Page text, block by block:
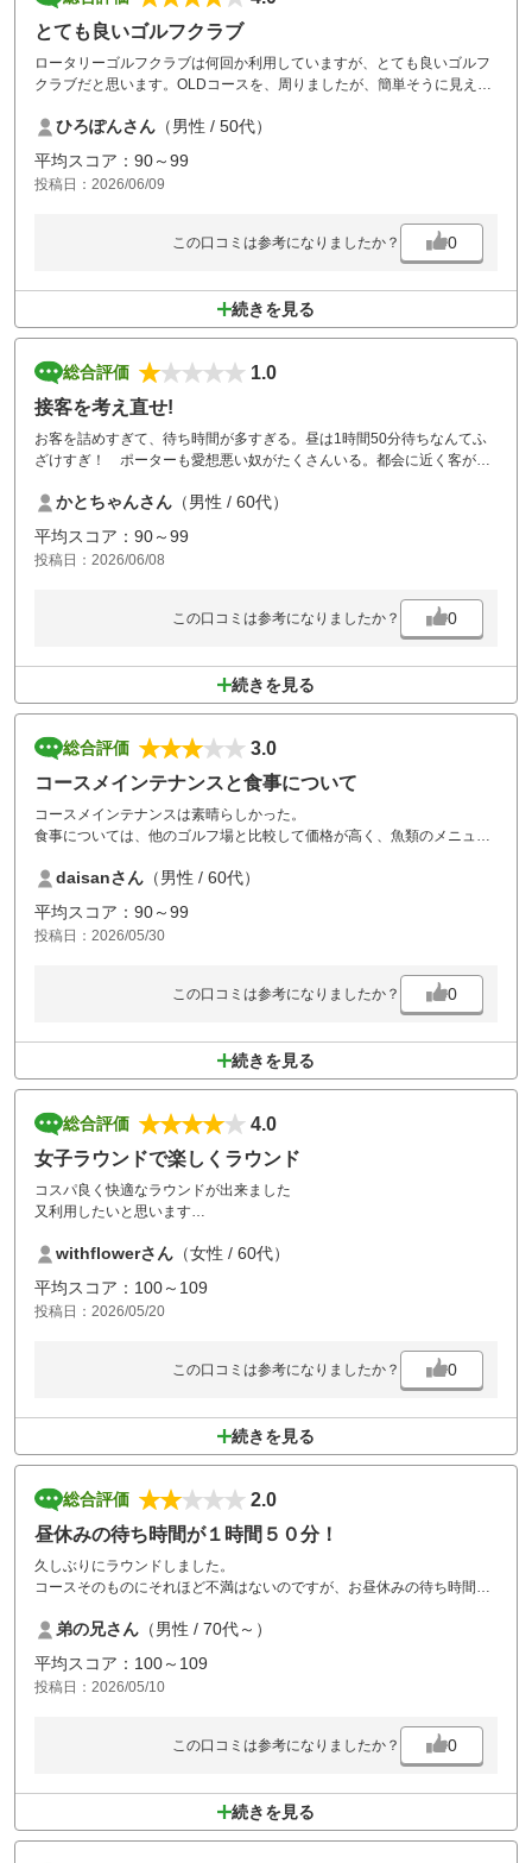
とても良いゴルフクラブ
ロータリーゴルフクラブは何回か利用していますが、とても良いゴルフ
クラブだと思います。OLDコースを、周りましたが、簡単そうに見えて
ました。また利用したいと思います
ひろぽんさん （男性 / 50代）
平均スコア：90～99
投稿日：2026/06/09
この口コミは参考になりましたか？ 0
続きを見る
総合評価
1.0
接客を考え直せ!
お客を詰めすぎて、待ち時間が多すぎる。昼は1時間50分待ちなんてふ
ざけすぎ！ ポーターも愛想悪い奴がたくさんいる。都会に近く客がほ
かとちゃんさん （男性 / 60代）
平均スコア：90～99
投稿日：2026/06/08
この口コミは参考になりましたか？ 0
続きを見る
総合評価
3.0
コースメインテナンスと食事について
コースメインテナンスは素晴らしかった。
食事については、他のゴルフ場と比較して価格が高く、魚類のメニュー
daisanさん （男性 / 60代）
平均スコア：90～99
投稿日：2026/05/30
この口コミは参考になりましたか？ 0
続きを見る
総合評価
4.0
女子ラウンドで楽しくラウンド
コスパ良く快適なラウンドが出来ました
又利用したいと思います
ただ人数が多いので前も詰まってるのに後からおじさんが苦情を言われ
る方もいらっしゃって少し不快な感じはありましたがそれ以外は良かっ
たです
withflowerさん （女性 / 60代）
平均スコア：100～109
投稿日：2026/05/20
この口コミは参考になりましたか？ 0
続きを見る
総合評価
2.0
昼休みの待ち時間が１時間５０分！
久しぶりにラウンドしました。
コースそのものにそれほど不満はないのですが、お昼休みの待ち時間が
これはあまりにも酷過ぎる。
恐らく詰め込み過ぎが原因だと思う。
貴重品ボックスも満杯！
もう当面利用することはないでしょう。
弟の兄さん （男性 / 70代～）
平均スコア：100～109
投稿日：2026/05/10
この口コミは参考になりましたか？ 0
続きを見る